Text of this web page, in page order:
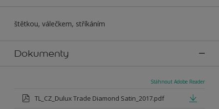
štětkou, válečkem, stříkáním
Dokumenty
Stáhnout Adobe Reader
TL_CZ_Dulux Trade Diamond Satin_2017.pdf